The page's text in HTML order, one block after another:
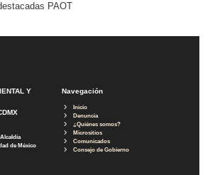
PAOT
Y
de México
Navegación
Inicio
Denuncia
¿Quiénes somos?
Micrositios
Comunicados
Consejo de Gobierno